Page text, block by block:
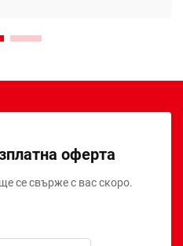
оферта
се свърже с вас скоро.